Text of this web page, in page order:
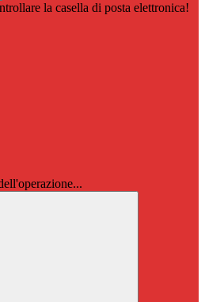
la casella di posta elettronica!